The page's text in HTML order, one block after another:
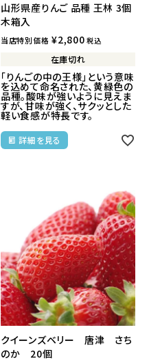
山形県産りんご 品種 王林 3個
木箱入
当店特別価格 ¥2,800 税込
在庫切れ
「りんごの中の王様」という意味
を込めて命名された、黄緑色の
品種。酸味が強いように見えま
すが、甘味が強く、サクッとした
軽い食感が特長です。
詳細を見る
クイーンズベリー 唐津 さち
のか 20個